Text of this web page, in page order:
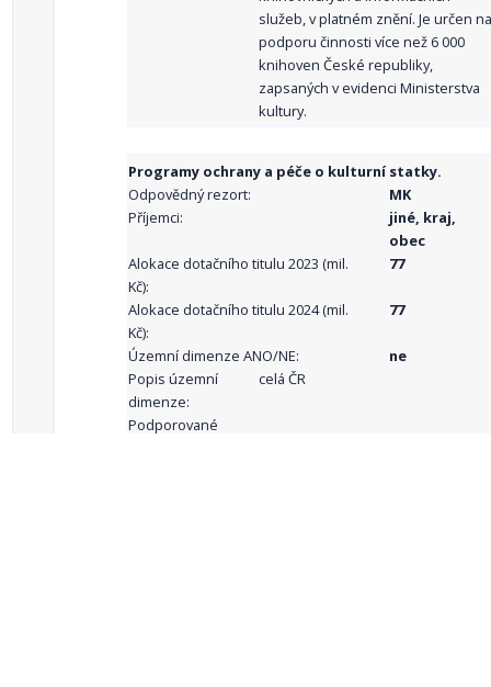
služeb, v platném znění. Je určen na
podporu činnosti více než 6 000
knihoven České republiky,
zapsaných v evidenci Ministerstva
kultury.
Programy ochrany a péče o kulturní statky.
Odpovědný rezort:
MK
Příjemci:
jiné, kraj,
obec
Alokace dotačního titulu 2023 (mil.
Kč):
77
Alokace dotačního titulu 2024 (mil.
Kč):
77
Územní dimenze ANO/NE:
ne
Popis územní
dimenze:
celá ČR
Podporované